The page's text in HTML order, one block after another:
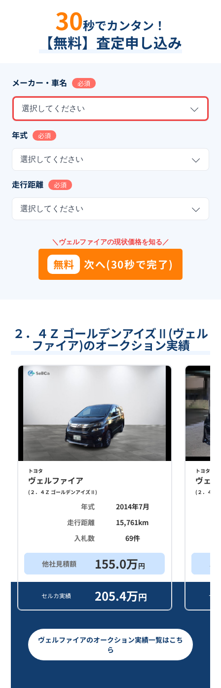
30秒でカンタン！
【無料】査定申し込み
メーカー・車名 必須
選択してください
年式 必須
選択してください
走行距離 必須
選択してください
＼ヴェルファイアの現状価格を知る／
無料 次へ(30秒で完了)
２．４Ｚ ゴールデンアイズⅡ(ヴェル
ファイア)のオークション実績
トヨタ
ヴェルファイア
( ２．４Ｚ ゴールデンアイズⅡ)
年式
2014年7月
走行距離
15,761km
入札数
69件
他社見積額 155.0万円
セルカ実績 205.4万円
トヨタ
ヴェ
( ２．４Ｚ
ス
セ
ヴェルファイアのオークション実績一覧はこち
ら